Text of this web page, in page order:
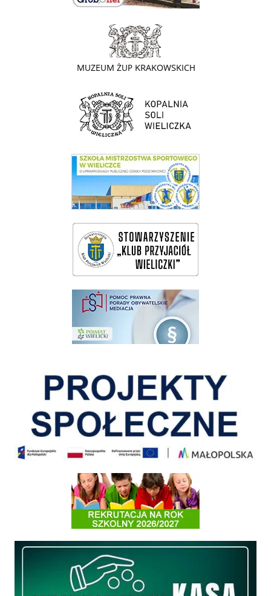
link do strony - Muzeum Żup Krakowskich Wieliczka
link do strony Kopalni Soli Wieliczka
link do SMS Wieliczka
wieliczka-wieliczanie na bis
pomoc prawna wieliczka
Informacja o terminach rekrutacji na rok szkolny 2026/2027
Międzyzakładowa Kasa Zapomogowo - Pożyczkowa